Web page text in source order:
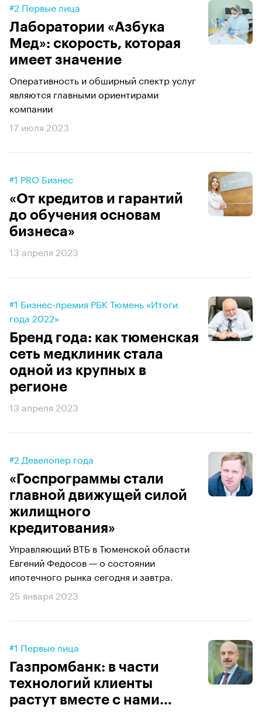
#2 Первые лица
Лаборатории «Азбука
Мед»: скорость, которая
имеет значение
Оперативность и обширный спектр услуг
являются главными ориентирами
компании
17 июля 2023
#1 PRO Бизнес
«От кредитов и гарантий
до обучения основам
бизнеса»
13 апреля 2023
#1 Бизнес-премия РБК Тюмень «Итоги
года 2022»
Бренд года: как тюменская
сеть медклиник стала
одной из крупных в
регионе
13 апреля 2023
#2 Девелопер года
«Госпрограммы стали
главной движущей силой
жилищного
кредитования»
Управляющий ВТБ в Тюменской области
Евгений Федосов — о состоянии
ипотечного рынка сегодня и завтра.
25 января 2023
#1 Первые лица
Газпромбанк: в части
технологий клиенты
растут вместе с нами…